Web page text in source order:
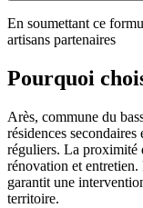
En soumettant ce
artisans partenaires
Pourquoi
Arès, commune du
résidences
réguliers. La proximité
rénovation et entretien.
garantit une
territoire.